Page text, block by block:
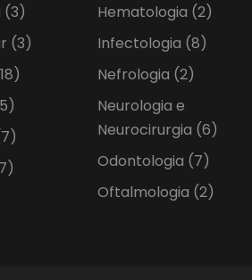
(3)
(3)
Hematologia (2)
Infectologia (8)
Nefrologia (2)
Neurologia e
Neurocirurgia (6)
Odontologia (7)
Oftalmologia (2)